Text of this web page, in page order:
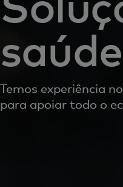
saúde
Temos experiência
para apoiar todo o